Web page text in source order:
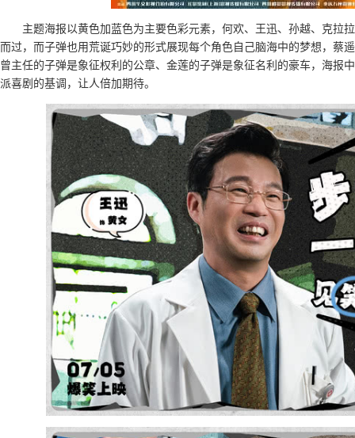
主题海报以黄色加蓝色为主要色彩元素，何欢、王迅、孙越、克拉
而过，而子弹也用荒诞巧妙的形式展现每个角色自己脑海中的梦想，蔡
曾主任的子弹是象征权利的公章、金莲的子弹是象征名利的豪车，海报
派喜剧的基调，让人倍加期待。